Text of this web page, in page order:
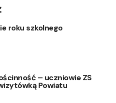
roku szkolnego
– uczniowie ZS
Powiatu